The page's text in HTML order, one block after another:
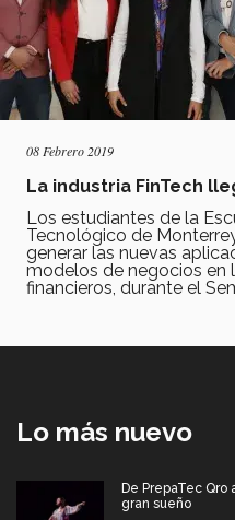
08 Febrero 2019
La industria FinTech
Los estudiantes de la
Tecnológico de
generar las nuevas
modelos de negocios en
financieros, durante el
Lo más nuevo
De PrepaTec Qro
gran sueño